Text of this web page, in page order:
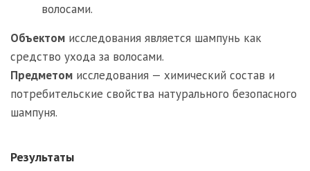
волосами.
Объектом исследования является шампунь как
средство ухода за волосами.
Предметом исследования — химический состав и
потребительские свойства натурального безопасного
шампуня.
Результаты